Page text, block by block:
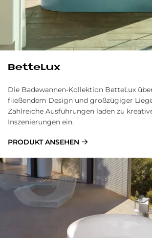
BetteLux
Die Badewannen-Kollektion BetteLux
fließendem Design und großzügiger
Zahlreiche Ausführungen laden zu
Inszenierungen ein.
PRODUKT ANSEHEN